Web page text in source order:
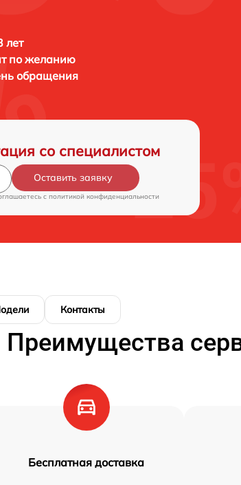
лет
по желанию
обращения
со специалистом
Оставить заявку
c политикой конфиденциальности
Контакты
Преимущества
Бесплатная доставка